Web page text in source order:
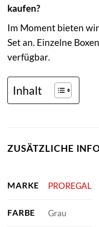
kaufen?
Im Moment bieten
Set an. Einzelne
verfügbar.
Inhalt
ZUSÄTZLICHE
MARKE PROREGAL
FARBE Grau